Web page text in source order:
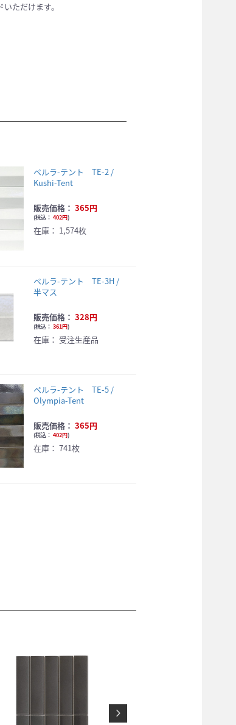
ただけます。
ペルラ-テント TE-2 /
Kushi-Tent
販売価格： 365円
(税込： 402円)
在庫： 1,574枚
ペルラ-テント TE-3H /
半マス
販売価格： 328円
(税込： 361円)
在庫： 受注生産品
ペルラ-テント TE-5 /
Olympia-Tent
販売価格： 365円
(税込： 402円)
在庫： 741枚